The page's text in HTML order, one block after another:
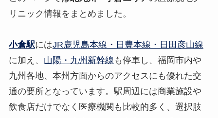
リニック情報をまとめました。
小倉駅にはJR鹿児島本線・日豊本線・日田彦山線
に加え、 山陽・九州新幹線 も停車し、福岡市内や
九州各地、本州方面からのアクセスにも優れた交
通の要所となっています。駅周辺には商業施設や
飲食店だけでなく医療機関も比較的多く、選択肢